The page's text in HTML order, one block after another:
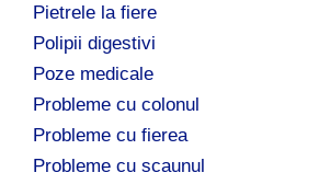
Pietrele la fiere
Polipii digestivi
Poze medicale
Probleme cu colonul
Probleme cu fierea
Probleme cu scaunul